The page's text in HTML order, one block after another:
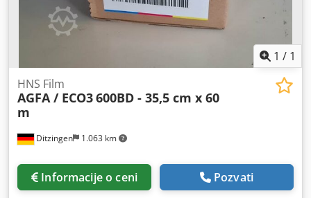
1 / 1
Ditzingen 1.063 km
HNS Film
AGFA / ECO3600BD - 35,5 cm x 60
m
Informacije o ceni Pozvati